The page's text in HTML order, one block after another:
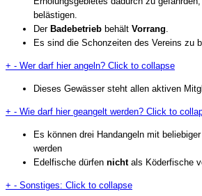
belästigen.
Der Badebetrieb behält Vorrang.
Es sind die Schonzeiten des Vereins zu
+ - Wer darf hier angeln? Click to collapse
Dieses Gewässer steht allen aktiven
+ - Wie darf hier geangelt werden? Click to
Es können drei Handangeln mit
werden
Edelfische dürfen nichtals Köderfische
+ - Sonstiges: Click to collapse